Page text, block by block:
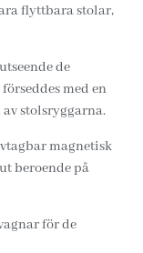
flyttbara stolar,
de
med en
stolsryggarna.
magnetisk
beroende på
för de